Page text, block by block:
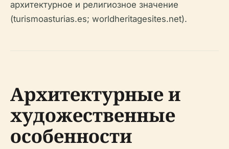
архитектурное и религиозное значение
(turismoasturias.es; worldheritagesites.net).
Архитектурные и
художественные
особенности